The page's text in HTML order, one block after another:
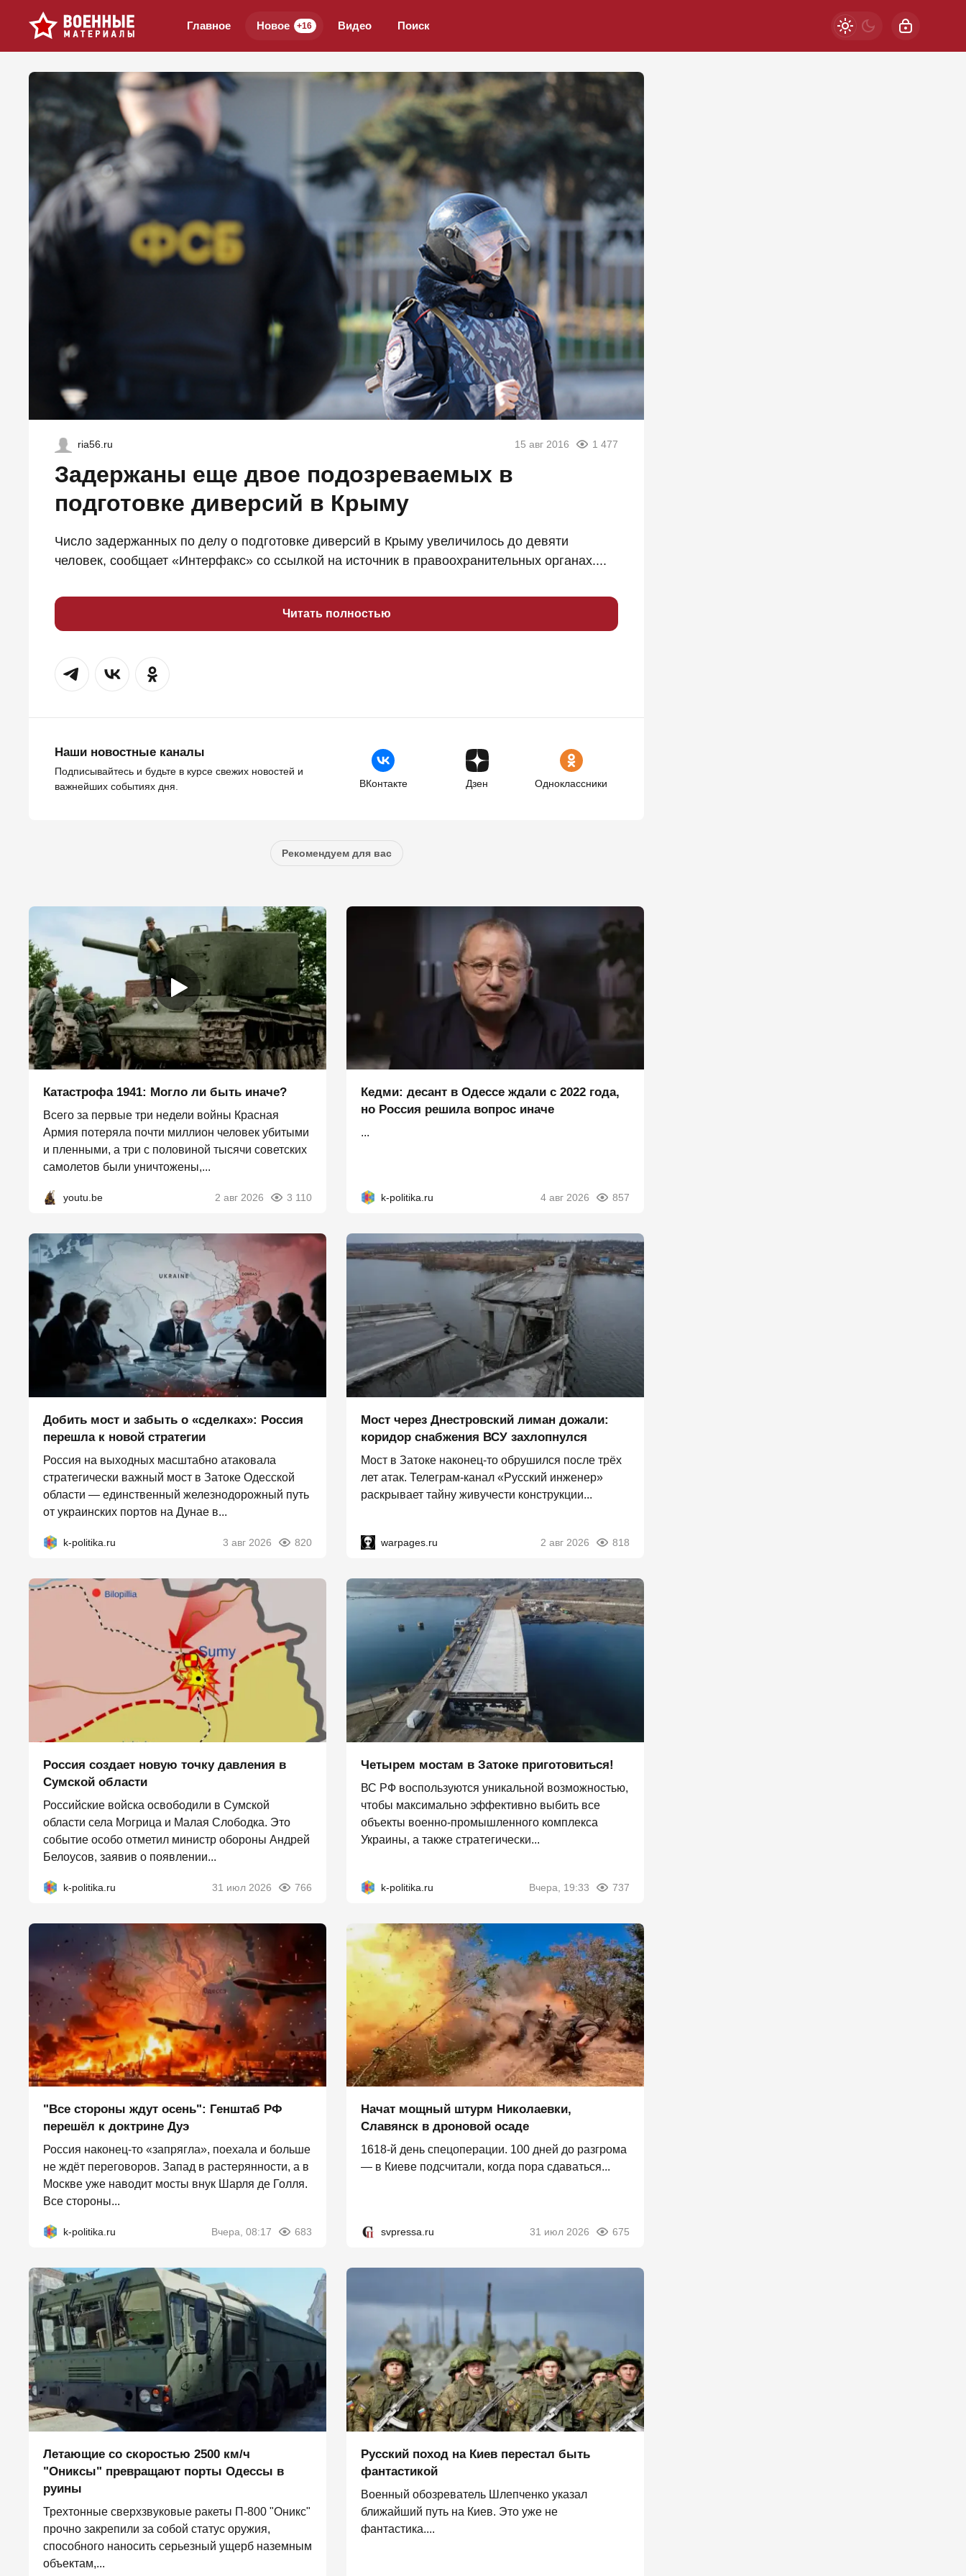
Главное Новое +16 Видео Поиск
ria56.ru 15 авг 2016 1 477
Задержаны еще двое подозреваемых в
подготовке диверсий в Крыму
Число задержанных по делу о подготовке диверсий в Крыму увеличилось до девяти
человек, сообщает «Интерфакс» со ссылкой на источник в правоохранительных органах....
Читать полностью
Наши новостные каналы
Подписывайтесь и будьте в курсе свежих новостей и
важнейших событиях дня.
ВКонтакте Дзен Одноклассники
Рекомендуем для вас
Катастрофа 1941: Могло ли быть иначе?
Всего за первые три недели войны Красная
Армия потеряла почти миллион человек убитыми
и пленными, а три с половиной тысячи советских
самолетов были уничтожены,...
youtu.be 2 авг 2026 3 110
Кедми: десант в Одессе ждали с 2022 года,
но Россия решила вопрос иначе
...
k-politika.ru 4 авг 2026 857
Добить мост и забыть о «сделках»: Россия
перешла к новой стратегии
Россия на выходных масштабно атаковала
стратегически важный мост в Затоке Одесской
области — единственный железнодорожный путь
от украинских портов на Дунае в...
k-politika.ru 3 авг 2026 820
Мост через Днестровский лиман дожали:
коридор снабжения ВСУ захлопнулся
Мост в Затоке наконец-то обрушился после трёх
лет атак. Телеграм-канал «Русский инженер»
раскрывает тайну живучести конструкции...
warpages.ru 2 авг 2026 818
Россия создает новую точку давления в
Сумской области
Российские войска освободили в Сумской
области села Могрица и Малая Слободка. Это
событие особо отметил министр обороны Андрей
Белоусов, заявив о появлении...
k-politika.ru 31 июл 2026 766
Четырем мостам в Затоке приготовиться!
ВС РФ воспользуются уникальной возможностью,
чтобы максимально эффективно выбить все
объекты военно-промышленного комплекса
Украины, а также стратегически...
k-politika.ru Вчера, 19:33 737
"Все стороны ждут осень": Генштаб РФ
перешёл к доктрине Дуэ
Россия наконец-то «запрягла», поехала и больше
не ждёт переговоров. Запад в растерянности, а в
Москве уже наводит мосты внук Шарля де Голля.
Все стороны...
k-politika.ru Вчера, 08:17 683
Начат мощный штурм Николаевки,
Славянск в дроновой осаде
1618-й день спецоперации. 100 дней до разгрома
— в Киеве подсчитали, когда пора сдаваться...
svpressa.ru 31 июл 2026 675
Летающие со скоростью 2500 км/ч
"Ониксы" превращают порты Одессы в
руины
Трехтонные сверхзвуковые ракеты П‑800 "Оникс"
прочно закрепили за собой статус оружия,
способного наносить серьезный ущерб наземным
объектам,...
Русский поход на Киев перестал быть
фантастикой
Военный обозреватель Шлепченко указал
ближайший путь на Киев. Это уже не
фантастика....